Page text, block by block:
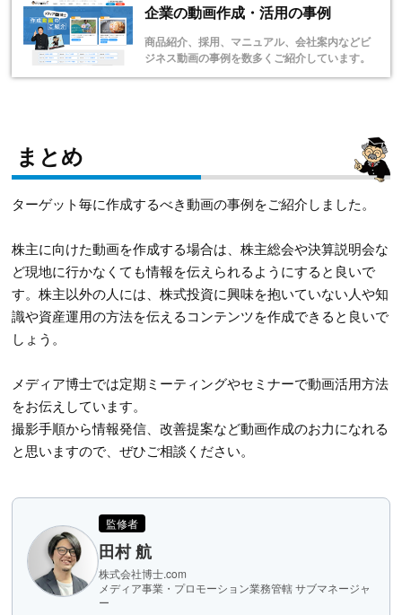
企業の動画作成・活用の事例
商品紹介、採用、マニュアル、会社案内などビ
ジネス動画の事例を数多くご紹介しています。
まとめ
ターゲット毎に作成するべき動画の事例をご紹介しました。
株主に向けた動画を作成する場合は、株主総会や決算説明会な
ど現地に行かなくても情報を伝えられるようにすると良いで
す。株主以外の人には、株式投資に興味を抱いていない人や知
識や資産運用の方法を伝えるコンテンツを作成できると良いで
しょう。
メディア博士では定期ミーティングやセミナーで動画活用方法
をお伝えしています。
撮影手順から情報発信、改善提案など動画作成のお力になれる
と思いますので、ぜひご相談ください。
監修者
田村 航
株式会社博士.com
メディア事業・プロモーション業務管轄 サブマネージャ
ー